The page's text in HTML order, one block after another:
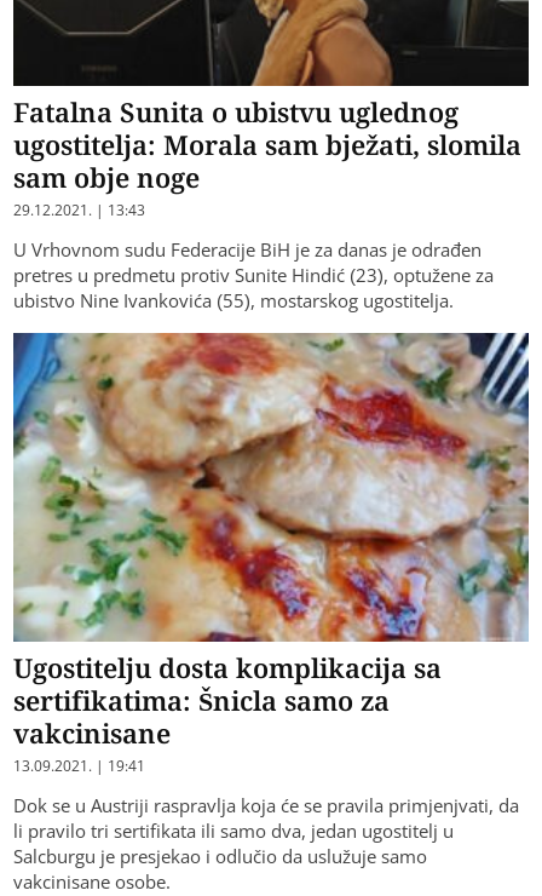
Fatalna Sunita o ubistvu uglednog
ugostitelja: Morala sam bježati, slomila
sam obje noge
29.12.2021. | 13:43
U Vrhovnom sudu Federacije BiH je za danas je odrađen
pretres u predmetu protiv Sunite Hindić (23), optužene za
ubistvo Nine Ivankovića (55), mostarskog ugostitelja.
Ugostitelju dosta komplikacija sa
sertifikatima: Šnicla samo za
vakcinisane
13.09.2021. | 19:41
Dok se u Austriji raspravlja koja će se pravila primjenjvati, da
li pravilo tri sertifikata ili samo dva, jedan ugostitelj u
Salcburgu je presjekao i odlučio da uslužuje samo
vakcinisane osobe.